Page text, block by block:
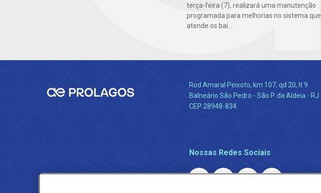
terça-feira (7), realizará uma manutenção
programada para melhorias no sistema que
atende os bai...
Rod Amaral Peixoto, km 107, qd 20, lt 9
Balneário São Pedro - São P. da Aldeia - RJ
CEP 28948-834
Nossas Redes Sociais